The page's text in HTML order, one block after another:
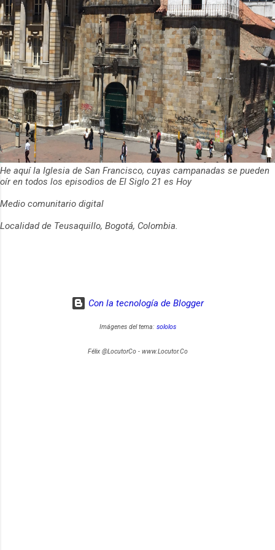
He aquí la Iglesia de San Francisco, cuyas campanadas se pueden
oír en todos los episodios de El Siglo 21 es Hoy
Medio comunitario digital
Localidad de Teusaquillo, Bogotá, Colombia.
Con la tecnología de Blogger
Imágenes del tema: sololos
Félix @LocutorCo - www.Locutor.Co